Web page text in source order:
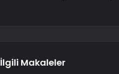
İlgili Makaleler